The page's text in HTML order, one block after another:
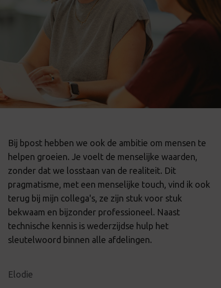
Bij bpost hebben we ook de ambitie om mensen te
helpen groeien. Je voelt de menselijke waarden,
zonder dat we losstaan van de realiteit. Dit
pragmatisme, met een menselijke touch, vind ik ook
terug bij mijn collega's, ze zijn stuk voor stuk
bekwaam en bijzonder professioneel. Naast
technische kennis is wederzijdse hulp het
sleutelwoord binnen alle afdelingen.
Elodie